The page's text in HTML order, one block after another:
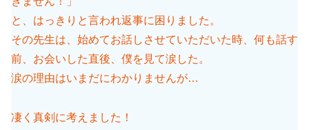
と、はっきりと言われ返事に困りました。
その先生は、始めてお話しさせていただいた時、何も話す
前、お会いした直後、僕を見て涙した。
涙の理由はいまだにわかりませんが…
凄く真剣に考えました！